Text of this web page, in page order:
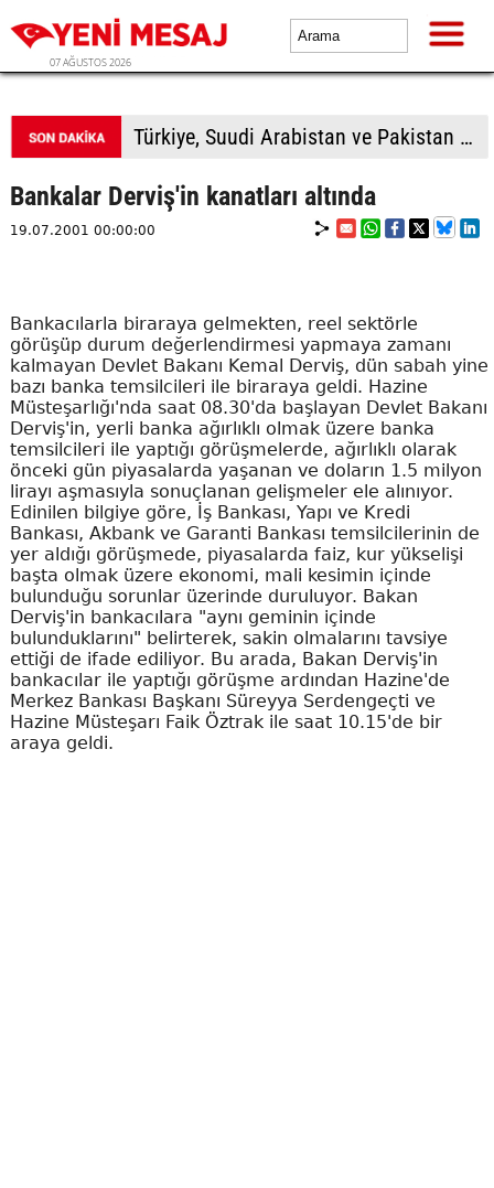
07 AĞUSTOS 2026
Avcılar Belediyesine yönelik soruşturmada 12 kişi adliyede
Bankalar Derviş'in kanatları altında
19.07.2001 00:00:00
Bankacılarla biraraya gelmekten, reel sektörle
görüşüp durum değerlendirmesi yapmaya zamanı
kalmayan Devlet Bakanı Kemal Derviş, dün sabah yine
bazı banka temsilcileri ile biraraya geldi. Hazine
Müsteşarlığı'nda saat 08.30'da başlayan Devlet Bakanı
Derviş'in, yerli banka ağırlıklı olmak üzere banka
temsilcileri ile yaptığı görüşmelerde, ağırlıklı olarak
önceki gün piyasalarda yaşanan ve doların 1.5 milyon
lirayı aşmasıyla sonuçlanan gelişmeler ele alınıyor.
Edinilen bilgiye göre, İş Bankası, Yapı ve Kredi
Bankası, Akbank ve Garanti Bankası temsilcilerinin de
yer aldığı görüşmede, piyasalarda faiz, kur yükselişi
başta olmak üzere ekonomi, mali kesimin içinde
bulunduğu sorunlar üzerinde duruluyor. Bakan
Derviş'in bankacılara "aynı geminin içinde
bulunduklarını" belirterek, sakin olmalarını tavsiye
ettiği de ifade ediliyor. Bu arada, Bakan Derviş'in
bankacılar ile yaptığı görüşme ardından Hazine'de
Merkez Bankası Başkanı Süreyya Serdengeçti ve
Hazine Müsteşarı Faik Öztrak ile saat 10.15'de bir
araya geldi.